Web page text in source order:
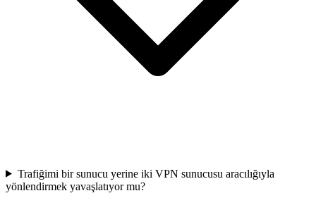
Trafiğimi bir sunucu yerine iki VPN sunucusu aracılığıyla
yönlendirmek yavaşlatıyor mu?